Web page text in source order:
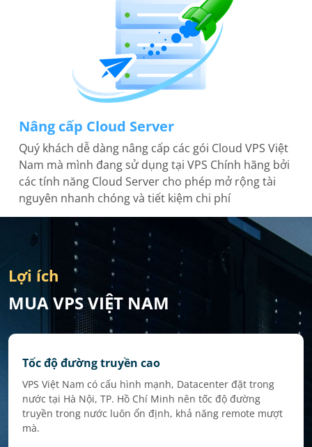
Nâng cấp Cloud Server
Quý khách dễ dàng nâng cấp các gói Cloud VPS Việt
Nam mà mình đang sử dụng tại VPS Chính hãng bởi
các tính năng Cloud Server cho phép mở rộng tài
nguyên nhanh chóng và tiết kiệm chi phí
Lợi ích
MUA VPS VIỆT NAM
Tốc độ đường truyền cao
VPS Việt Nam có cấu hình mạnh, Datacenter đặt trong
nước tại Hà Nội, TP. Hồ Chí Minh nên tốc độ đường
truyền trong nước luôn ổn định, khả năng remote mượt
mà.